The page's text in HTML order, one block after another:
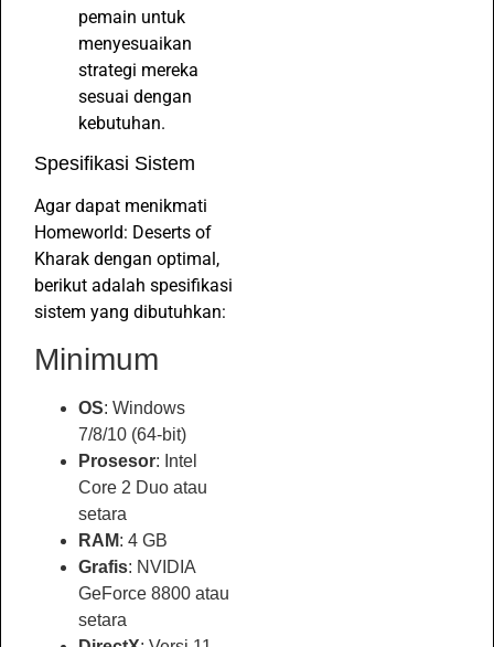
pemain untuk
menyesuaikan
strategi mereka
sesuai dengan
kebutuhan.
Spesifikasi Sistem
Agar dapat menikmati
Homeworld: Deserts of
Kharak dengan optimal,
berikut adalah spesifikasi
sistem yang dibutuhkan:
Minimum
OS: Windows
7/8/10 (64-bit)
Prosesor: Intel
Core 2 Duo atau
setara
RAM: 4 GB
Grafis: NVIDIA
GeForce 8800 atau
setara